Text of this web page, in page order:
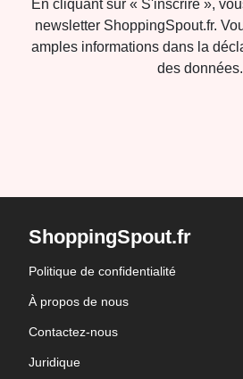
En cliquant sur « S'inscrire »,
newsletter ShoppingSpout.fr.
amples informations dans la
des données.
ShoppingSpout.fr
Politique de confidentialité
À propos de nous
Contactez-nous
Juridique